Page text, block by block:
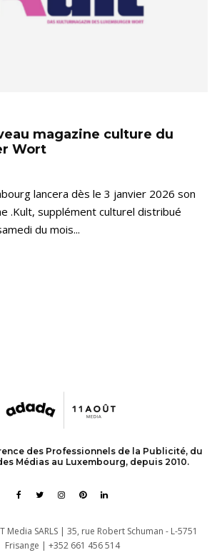
magazine culture du
Wort
lancera dès le 3 janvier 2026 son
.Kult, supplément culturel distribué
du mois...
des Professionnels de la Publicité, du
Médias au Luxembourg, depuis 2010.
SARLS | 35, rue Robert Schuman - L-5751
Frisange | +352 661 456 514